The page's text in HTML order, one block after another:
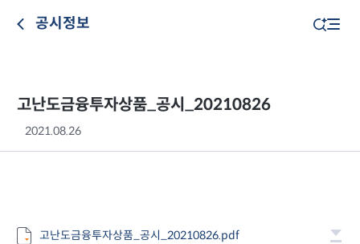
공시정보
고난도금융투자상품_공시_20210826
2021.08.26
고난도금융투자상품_공시_20210826.pdf